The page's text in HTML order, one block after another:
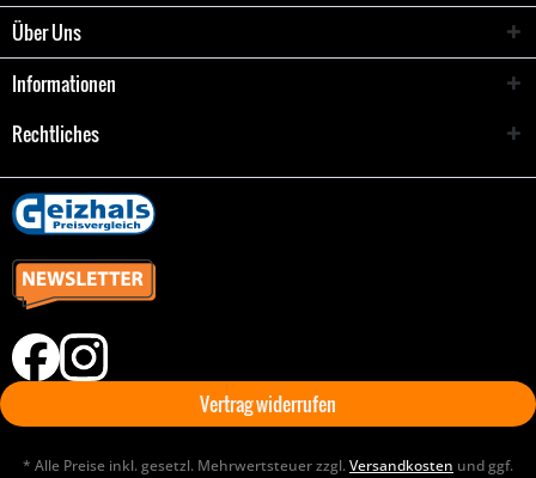
Über Uns
Informationen
Rechtliches
Vertrag widerrufen
* Alle Preise inkl. gesetzl. Mehrwertsteuer zzgl.Versandkosten und ggf.